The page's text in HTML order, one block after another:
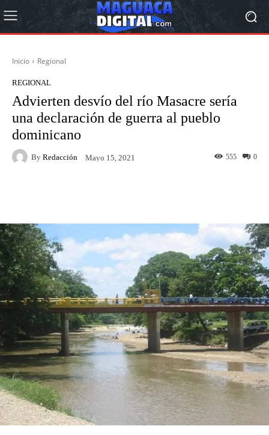
Inicio Regional
REGIONAL
Advierten desvío del río Masacre sería
una declaración de guerra al pueblo
dominicano
By Redacción Mayo 15, 2021 0
555